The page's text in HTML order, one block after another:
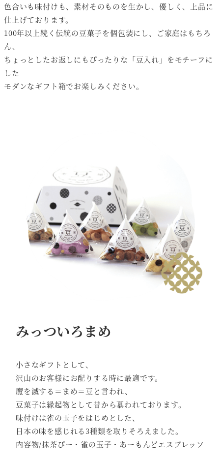
色合いも味付けも、素材そのものを生かし、優しく、上品に
仕上げております。
100年以上続く伝統の豆菓子を個包装にし、ご家庭はもちろ
ん、
ちょっとしたお返しにもぴったりな「豆入れ」をモチーフに
した
モダンなギフト箱でお楽しみください。
みっついろまめ
小さなギフトとして、
沢山のお客様にお配りする時に最適です。
魔を滅する＝まめ＝豆と言われ、
豆菓子は縁起物として昔から慕われております。
味付けは雀の玉子をはじめとした、
日本の味を感じれる3種類を取りそろえました。
内容物/抹茶ぴー・雀の玉子・あーもんどエスプレッソ